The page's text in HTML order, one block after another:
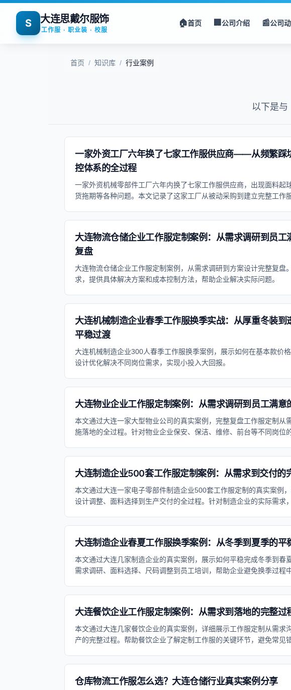
S 大连思戴尔服饰
工作服 · 职业装 · 校服
🏠首页 🏢公司介绍 📰公司
首页 / 知识库 / 行业案例
以下是与
一家外资工厂六年换了七家工作服供应商——从频繁踩
控体系的全过程
一家外资机械零部件工厂六年内换了七家工作服供应商，出现面料起
货拖期等各种问题。本文记录了这家工厂从被动采购到建立完整工作
大连物流仓储企业工作服定制案例：从需求调研到员工
复盘
大连物流仓储企业工作服定制案例，从需求调研到方案设计完整复盘
求，提供具体解决方案和成本控制方法，帮助企业解决实际问题。
大连机械制造企业春季工作服换季实战：从厚重冬装到
平稳过渡
大连机械制造企业300人春季工作服换季案例，展示如何在基本款价
设计优化解决不同岗位需求，实现小投入大回报。
大连物业企业工作服定制案例：从需求调研到员工满意
本文通过大连一家大型物业公司的真实案例，完整复盘工作服定制从
施落地的全过程。针对物业企业保安、保洁、维修、前台等不同岗位
大连制造企业500套工作服定制案例：从需求到交付的
本文通过大连一家电子零部件制造企业500套工作服定制的真实案例，
设计调整、面料选择到生产交付的全过程。针对制造企业的实际需求
大连制造企业春夏工作服换季案例：从冬季到夏季的平
本文通过大连几家制造企业的真实案例，展示如何平稳完成冬季到春
需求调研、面料选择、尺码调整到员工培训，帮助企业避免换季过程
大连餐饮企业工作服定制案例：从需求到落地的完整过
本文通过大连几家餐饮企业的真实案例，详细展示工作服定制从需求
产的完整过程。帮助餐饮企业了解定制工作服的关键环节，避免常见
仓库物流工作服怎么选？大连仓储行业真实案例分享